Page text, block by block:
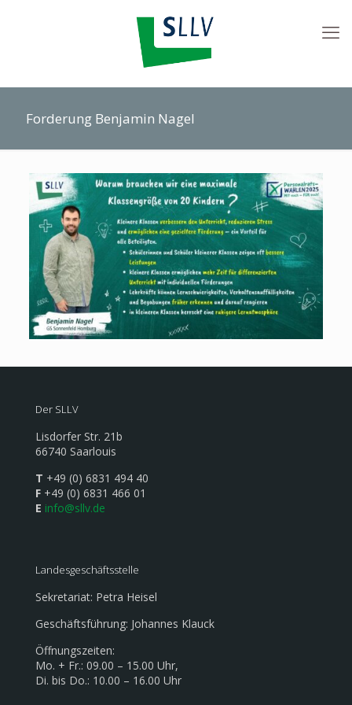
Forderung Benjamin Nagel
Der SLLV
Lisdorfer Str. 21b
66740 Saarlouis
T +49 (0) 6831 494 40
F +49 (0) 6831 466 01
E info@sllv.de
Landesgeschäftsstelle
Sekretariat: Petra Heisel
Geschäftsführung: Johannes Klauck
Öffnungszeiten:
Mo. + Fr.: 09.00 – 15.00 Uhr,
Di. bis Do.: 10.00 – 16.00 Uhr